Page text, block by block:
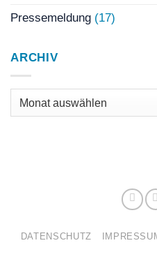
Pressemeldung (17)
ARCHIV
Archiv
DATENSCHUTZ